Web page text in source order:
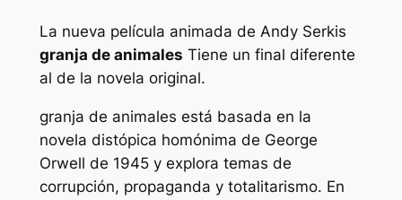
La nueva película animada de Andy Serkis
granja de animales Tiene un final diferente
al de la novela original.
granja de animales está basada en la
novela distópica homónima de George
Orwell de 1945 y explora temas de
corrupción, propaganda y totalitarismo. En